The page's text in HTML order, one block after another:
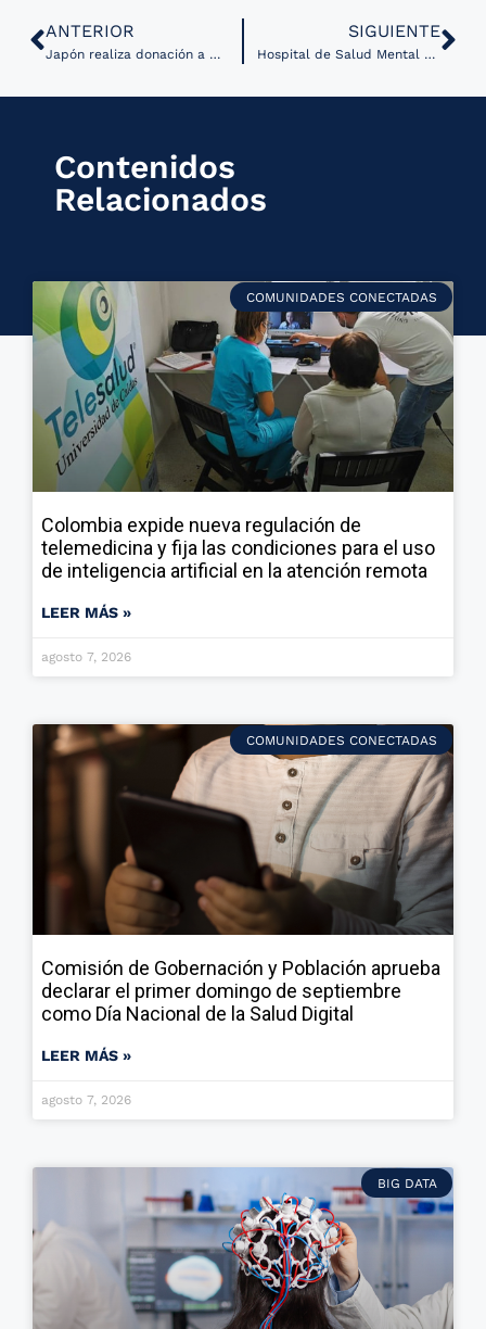
ANTERIOR
Japón realiza donación a Uruguay para promover telemedicina en zonas rurales
SIGUIENTE
Hospital de Salud Mental en Brasil ofrece atención por telemedicina
Contenidos
Relacionados
COMUNIDADES CONECTADAS
Colombia expide nueva regulación de
telemedicina y fija las condiciones para el uso
de inteligencia artificial en la atención remota
LEER MÁS »
agosto 7, 2026
COMUNIDADES CONECTADAS
Comisión de Gobernación y Población aprueba
declarar el primer domingo de septiembre
como Día Nacional de la Salud Digital
LEER MÁS »
agosto 7, 2026
BIG DATA